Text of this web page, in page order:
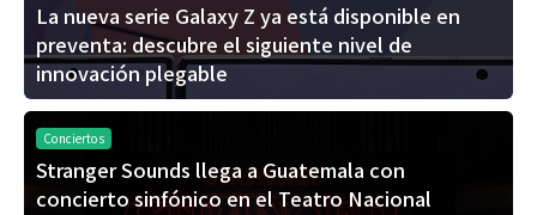
La nueva serie Galaxy Z ya está disponible en
preventa: descubre el siguiente nivel de
innovación plegable
Conciertos
Stranger Sounds llega a Guatemala con
concierto sinfónico en el Teatro Nacional